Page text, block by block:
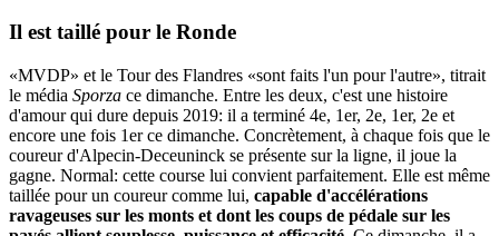
Il est taillé pour le Ronde
«MVDP» et le Tour des Flandres «sont faits l'un pour l'autre», titrait
le média Sporza ce dimanche. Entre les deux, c'est une histoire
d'amour qui dure depuis 2019: il a terminé 4e, 1er, 2e, 1er, 2e et
encore une fois 1er ce dimanche. Concrètement, à chaque fois que le
coureur d'Alpecin-Deceuninck se présente sur la ligne, il joue la
gagne. Normal: cette course lui convient parfaitement. Elle est même
taillée pour un coureur comme lui, capable d'accélérations
ravageuses sur les monts et dont les coups de pédale sur les